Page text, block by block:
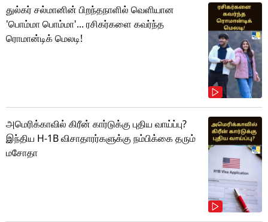
துல்கர் சல்மானின் பிறந்தநாளில் வெளியான
'பொம்மா பொம்மா'... ரசிகர்களை கவர்ந்த
ரொமான்டிக் மெலடி!
அமெரிக்காவில் கிரீன் கார்டுக்கு புதிய வாய்ப்பு?
இந்திய H-1B விசாதாரர்களுக்கு நம்பிக்கை தரும்
மசோதா